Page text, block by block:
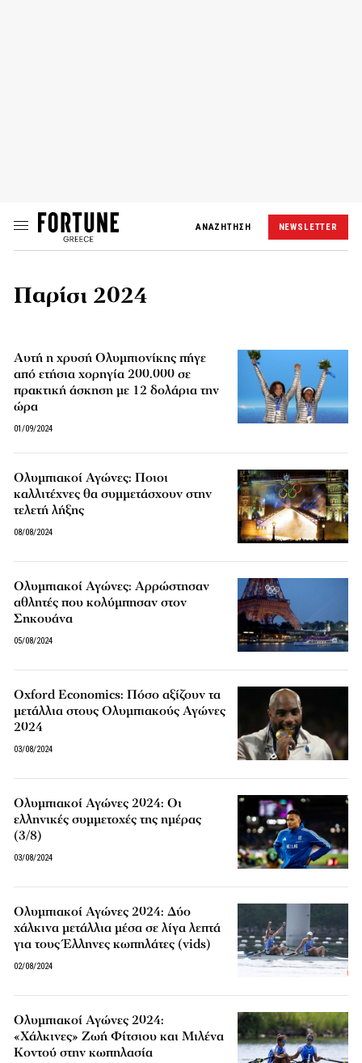
ΑΝΑΖΗΤΗΣΗ NEWSLETTER
Παρίσι 2024
Αυτή η χρυσή Ολυμπιονίκης πήγε
από ετήσια χορηγία 200.000 σε
πρακτική άσκηση με 12 δολάρια την
ώρα
01/09/2024
Ολυμπιακοί Αγώνες: Ποιοι
καλλιτέχνες θα συμμετάσχουν στην
τελετή λήξης
08/08/2024
Ολυμπιακοί Αγώνες: Aρρώστησαν
αθλητές που κολύμπησαν στον
Σηκουάνα
05/08/2024
Oxford Economics: Πόσο αξίζουν τα
μετάλλια στους Ολυμπιακούς Αγώνες
2024
03/08/2024
Ολυμπιακοί Αγώνες 2024: Οι
ελληνικές συμμετοχές της ημέρας
(3/8)
03/08/2024
Ολυμπιακοί Αγώνες 2024: Δύο
χάλκινα μετάλλια μέσα σε λίγα λεπτά
για τους Έλληνες κωπηλάτες (vids)
02/08/2024
Ολυμπιακοί Αγώνες 2024:
«Χάλκινες» Ζωή Φίτσιου και Μιλένα
Κοντού στην κωπηλασία